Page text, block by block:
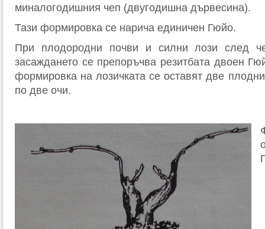
миналогодишния чеп (двугодишна дървесина).
Тази формировка се нарича единичен Гюйо.
При плодородни почви и силни лози след
засаждането се препоръчва резитбата двоен
формировка на лозичката се оставят две
по две очи.